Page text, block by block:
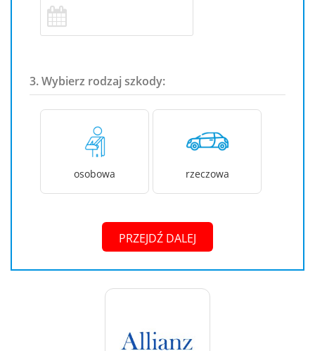
3. Wybierz rodzaj szkody:
osobowa rzeczowa
PRZEJDŹ DALEJ